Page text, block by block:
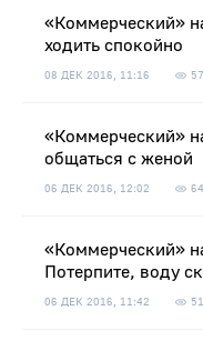
«Коммерческий»
ходить спокойно
08 ДЕК 2016, 11:16
«Коммерческий»
общаться с женой
06 ДЕК 2016, 12:02
«Коммерческий»
Потерпите, воду
06 ДЕК 2016, 11:42